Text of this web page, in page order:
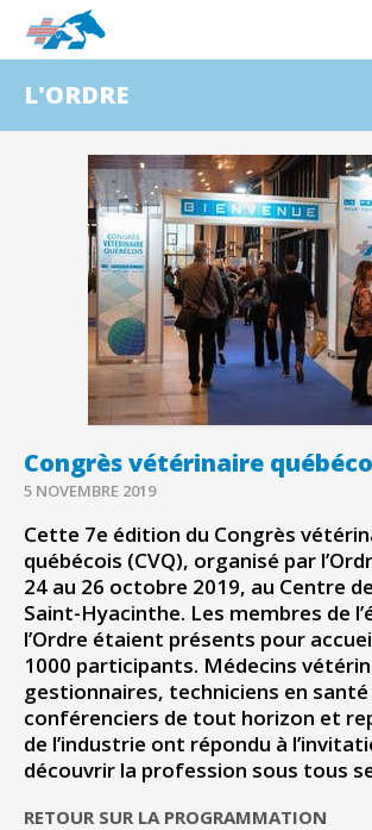
L'ORDRE
Congrès vétérinaire
5 NOVEMBRE 2019
Cette 7e édition du Congrès
québécois (CVQ), organisé par
24 au 26 octobre 2019, au Centre
Saint-Hyacinthe. Les membres de
l’Ordre étaient présents pour
1000 participants. Médecins
gestionnaires, techniciens en
conférenciers de tout horizon et
de l’industrie ont répondu à
découvrir la profession sous tous
RETOUR SUR LA PROGRAMMATION